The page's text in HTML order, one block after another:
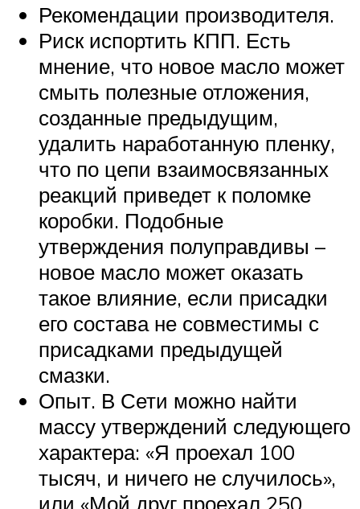
Рекомендации производителя.
Риск испортить КПП. Есть
мнение, что новое масло может
смыть полезные отложения,
созданные предыдущим,
удалить наработанную пленку,
что по цепи взаимосвязанных
реакций приведет к поломке
коробки. Подобные
утверждения полуправдивы –
новое масло может оказать
такое влияние, если присадки
его состава не совместимы с
присадками предыдущей
смазки.
Опыт. В Сети можно найти
массу утверждений следующего
характера: «Я проехал 100
тысяч, и ничего не случилось»,
или «Мой друг проехал 250